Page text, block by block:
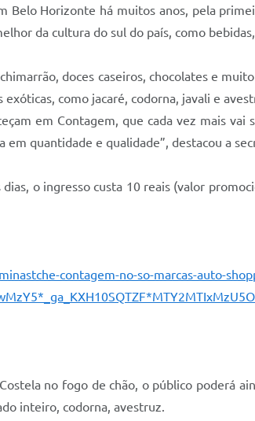
Belo Horizonte há muitos anos, pela
da cultura do sul do país, como
doces caseiros, chocolates e
como jacaré, codorna, javali e
em Contagem, que cada vez mais
quantidade e qualidade”, destacou a
o ingresso custa 10 reais (valor
contagem-no-so-marcas-auto-
no fogo de chão, o público poderá
inteiro, codorna, avestruz.